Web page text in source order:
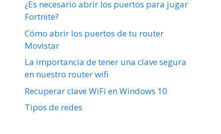
¿Es necesario abrir los puertos para jugar
Fortnite?
Cómo abrir los puertos de tu router
Movistar
La importancia de tener una clave segura
en nuestro router wifi
Recuperar clave WiFi en Windows 10
Tipos de redes